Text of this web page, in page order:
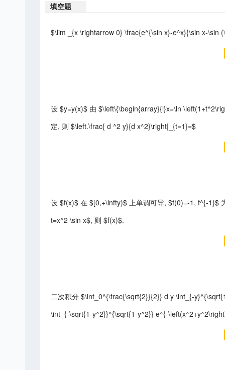
填空题
$\lim _{x \rightarrow 0} \frac{e^{\sin x}-e^x}{\sin x-\sin
设 $y=y(x)$ 由 $\left\{\begin{array}{l}x=\ln
定, 则 $\left.\frac{ d ^2 y}{d x^2}\right|_{t=1}=$
设 $f(x)$ 在 $[0,+\infty)$ 上单调可导, $f(0)=-1, f^{-
t=x^2 \sin x$, 则 $f(x)$.
二次积分 $\int_0^{\frac{\sqrt{2}}{2}} d y \int_{-
\int_{-\sqrt{1-y^2}}^{\sqrt{1-y^2}} e^{-